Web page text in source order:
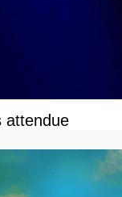
attendue